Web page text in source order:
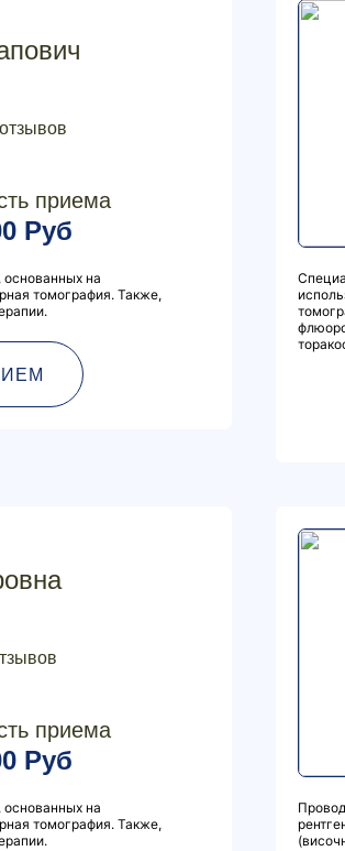
приема
Руб
основанных на
томография. Также,
приема
Руб
основанных на
томография. Также,